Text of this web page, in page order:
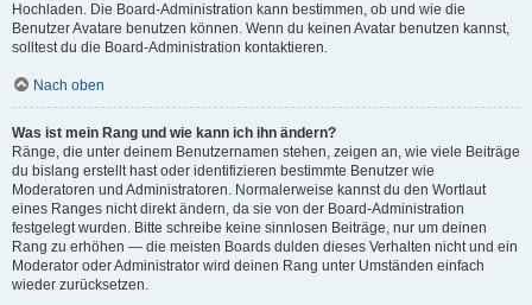
Hochladen. Die Board-Administration kann bestimmen, ob und wie die
Benutzer Avatare benutzen können. Wenn du keinen Avatar benutzen kannst,
solltest du die Board-Administration kontaktieren.
Nach oben
Was ist mein Rang und wie kann ich ihn ändern?
Ränge, die unter deinem Benutzernamen stehen, zeigen an, wie viele Beiträge
du bislang erstellt hast oder identifizieren bestimmte Benutzer wie
Moderatoren und Administratoren. Normalerweise kannst du den Wortlaut
eines Ranges nicht direkt ändern, da sie von der Board-Administration
festgelegt wurden. Bitte schreibe keine sinnlosen Beiträge, nur um deinen
Rang zu erhöhen — die meisten Boards dulden dieses Verhalten nicht und ein
Moderator oder Administrator wird deinen Rang unter Umständen einfach
wieder zurücksetzen.